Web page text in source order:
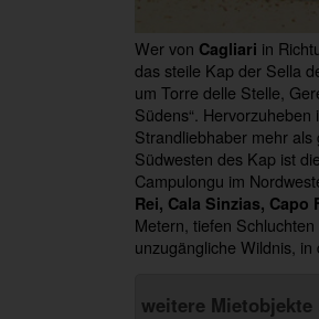
Wer von Cagliari in
das steile Kap der Sella
um Torre delle Stelle,
Südens“.
Strandliebhaber mehr
Südwesten des Kap ist die
Campulongu im
Rei, Cala Sinzias, Capo
Metern, tiefen
unzugängliche Wildnis,
weitere Mietobjekte